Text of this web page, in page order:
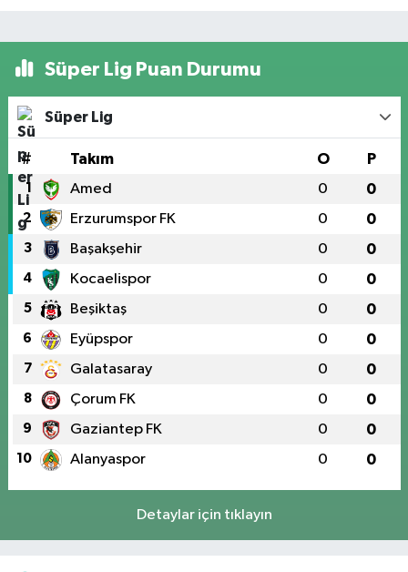
Süper Lig Puan Durumu
Süper Lig
# Takım O P
1 Amed 0 0
2 Erzurumspor FK 0 0
3 Başakşehir 0 0
4 Kocaelispor 0 0
5 Beşiktaş 0 0
6 Eyüpspor 0 0
7 Galatasaray 0 0
8 Çorum FK 0 0
9 Gaziantep FK 0 0
10 Alanyaspor 0 0
Detaylar için tıklayın